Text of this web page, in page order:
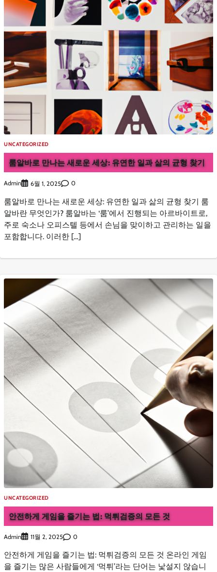
UNCATEGORIZED
룸알바로 만나는 새로운 세상: 유연한 일과 삶의 균형 찾기
Admin 6월 1, 2025 0
룸알바로 만나는 새로운 세상: 유연한 일과 삶의 균형 찾기 룸
알바란 무엇인가? 룸알바는 ‘룸’에서 진행되는 아르바이트로,
주로 숙소나 오피스텔 등에서 손님을 맞이하고 관리하는 일을
포함합니다. 이러한 […]
UNCATEGORIZED
안전하게 게임을 즐기는 법: 먹튀검증의 모든 것
Admin 11월 2, 2025 0
안전하게 게임을 즐기는 법: 먹튀검증의 모든 것 온라인 게임
을 즐기는 많은 사람들에게 ‘먹튀’라는 단어는 낯설지 않습니